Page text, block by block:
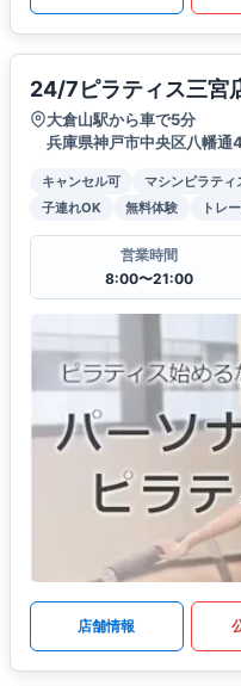
24/7ピラティス三宮
大倉山駅から車で5分
兵庫県神戸市中央区八幡
キャンセル可 マシンピラティ
子連れOK
無料体験 トレ
営業時間
8:00〜21:00
店舗情報